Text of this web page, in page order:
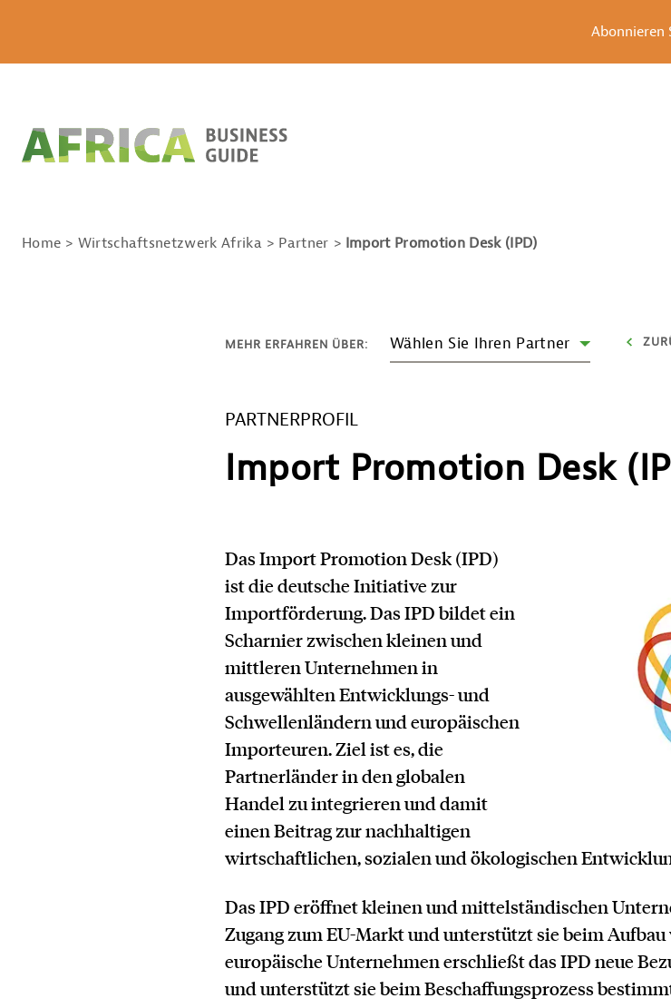
Abonnieren
Home Wirtschaftsnetzwerk Afrika Partner Import Promotion Desk (IPD)
MEHR ERFAHREN ÜBER: Wählen Sie Ihren Partner
PARTNERPROFIL
Import Promotion Desk
Das Import Promotion Desk (IPD)
ist die deutsche Initiative zur
Importförderung. Das IPD bildet ein
Scharnier zwischen kleinen und
mittleren Unternehmen in
ausgewählten Entwicklungs- und
Schwellenländern und europäischen
Importeuren. Ziel ist es, die
Partnerländer in den globalen
Handel zu integrieren und damit
einen Beitrag zur nachhaltigen
wirtschaftlichen, sozialen und ökologischen
Das IPD eröffnet kleinen und mittelständischen
Zugang zum EU-Markt und unterstützt sie beim
europäische Unternehmen erschließt das IPD neue
und unterstützt sie beim Beschaffungsprozess